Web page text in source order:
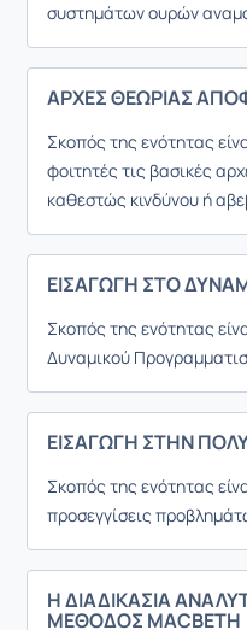
συστημάτων ουρών
ΑΡΧΕΣ ΘΕΩΡΙΑΣ
Σκοπός της ενότητας
φοιτητές τις βασικές
καθεστώς κινδύνου ή
ΕΙΣΑΓΩΓΗ ΣΤΟ
Σκοπός της ενότητας
Δυναμικού
ΕΙΣΑΓΩΓΗ ΣΤΗΝ
Σκοπός της ενότητας
προσεγγίσεις
Η ΔΙΑΔΙΚΑΣΙΑ
ΜΕΘΟΔΟΣ MACBETH